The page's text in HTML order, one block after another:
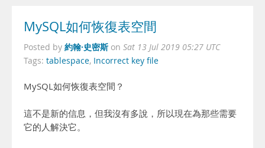
MySQL如何恢復表空間
Posted by 約翰·史密斯 on Sat 13 Jul 2019 05:27 UTC
Tags: tablespace, Incorrect key file
MySQL如何恢復表空間？
這不是新的信息，但我沒有多說，所以現在為那些需要
它的人解決它。